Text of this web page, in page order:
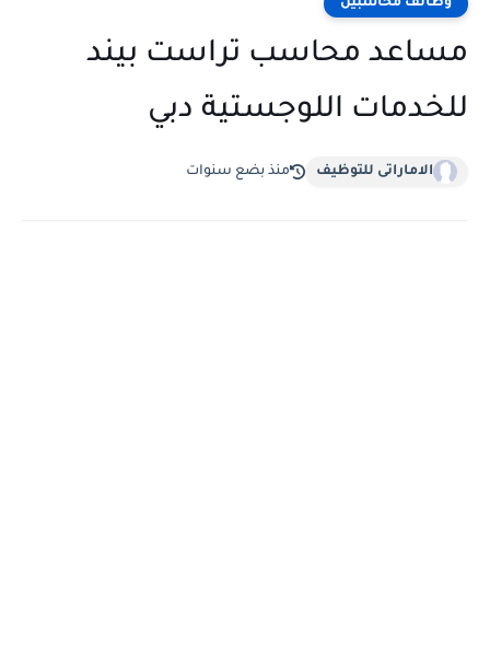
وظائف محاسبين
مساعد محاسب تراست بيند
للخدمات اللوجستية دبي
الاماراتى للتوظيف منذ بضع سنوات